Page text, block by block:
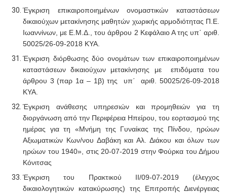
Έγκριση επικαιροποιημένων ονομαστικών καταστάσεων
δικαιούχων μετακίνησης μαθητών χωρικής αρμοδιότητας Π.Ε.
Ιωαννίνων, με Ε.Μ.Δ., του άρθρου 2 Κεφάλαιο Α της υπ΄ αριθ.
50025/26-09-2018 ΚΥΑ.
Έγκριση διόρθωσης δύο ονομάτων των επικαιροποιημένων
καταστάσεων δικαιούχων μετακίνησης με επιδόματα του
άρθρου 3 (παρ 1α – 1β) της υπ΄ αριθ. 50025/26-09-2018
ΚΥΑ.
Έγκριση ανάθεσης υπηρεσιών και προμηθειώνγια τη
διοργάνωση από την Περιφέρεια Ηπείρου, του εορτασμού της
ημέρας για τη «Μνήμη της Γυναίκας της Πίνδου, ηρώων
Αξιωματικών Κων/νου Δαβάκη και Αλ. Διάκου και όλων των
ηρώων του 1940», στις 20-07-2019 στην Φούρκα του Δήμου
Κόνιτσας
Έγκριση του Πρακτικού ΙΙ/09-07-2019 (έλεγχος
δικαιολογητικών κατακύρωσης) της Επιτροπής Διενέργειας